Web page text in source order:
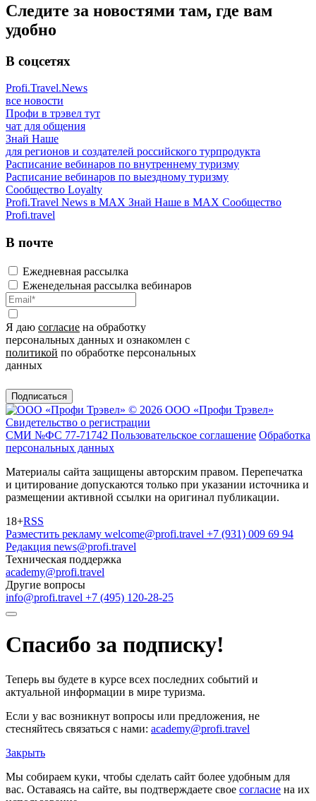
Следите за новостями там, где вам
удобно
В соцсетях
Profi.Travel.News
все новости
Профи в трэвел тут
чат для общения
Знай Наше
для регионов и создателей российского турпродукта
Расписание вебинаров по внутреннему туризму
Расписание вебинаров по выездному туризму
Сообщество Loyalty
Profi.Travel News в MAX Знай Наше в MAX Сообщество
Profi.travel
В почте
Ежедневная рассылка
Еженедельная рассылка вебинаров
Я даю согласие на обработку
персональных данных и ознакомлен с
политикой по обработке персональных
данных
Подписаться
© 2026 ООО «Профи Трэвeл»
Свидетельство о регистрации
СМИ №ФС 77-71742 Пользовательское соглашение Обработка
персональных данных
Материалы сайта защищены авторским правом. Перепечатка
и цитирование допускаются только при указании источника и
размещении активной ссылки на оригинал публикации.
18+RSS
Разместить рекламу welcome@profi.travel +7 (931) 009 69 94
Редакция news@profi.travel
Техническая поддержка
academy@profi.travel
Другие вопросы
info@profi.travel +7 (495) 120-28-25
Спасибо за подписку!
Теперь вы будете в курсе всех последних событий и
актуальной информации в мире туризма.
Если у вас возникнут вопросы или предложения, не
стесняйтесь связаться с нами: academy@profi.travel
Закрыть
Мы собираем куки, чтобы сделать сайт более удобным для
вас. Оставаясь на сайте, вы подтверждаете свое согласие на их